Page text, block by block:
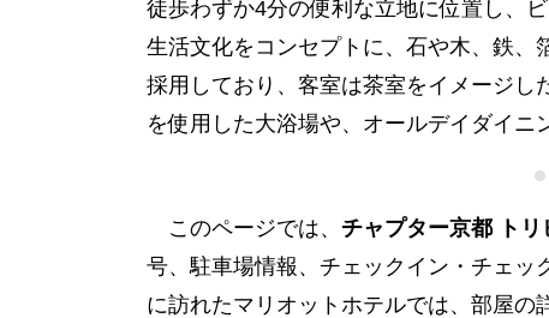
徒歩わずか4分の便利な立地に位置し、
生活文化をコンセプトに、石や木、鉄、
採用しており、客室は茶室をイメージし
を使用した大浴場や、オールデイダイニ
このページでは、 チャプター京都 ト
号、駐車場情報、チェックイン・チェッ
に訪れたマリオットホテルでは、部屋